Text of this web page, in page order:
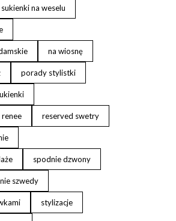
na weselu
na wiosnę
porady stylistki
renee reserved swetry
spodnie dzwony
szwedy
stylizacje